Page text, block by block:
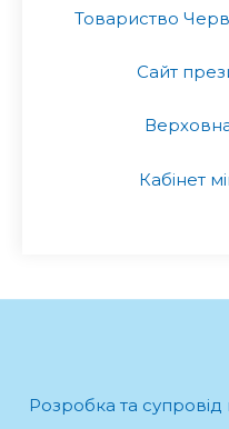
Товариство
Сайт
Кабінет
Розробка та супровід